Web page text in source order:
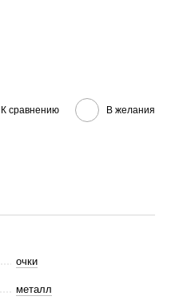
К сравнению В желания
очки
металл